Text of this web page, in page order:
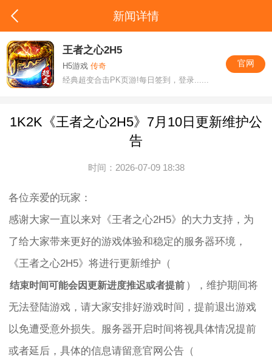
新闻详情
王者之心2H5
H5游戏传奇
经典超变合击PK页游!每日签到，登录......
官网
1K2K《王者之心2H5》7月10日更新维护公
告
时间：2026-07-09 18:38
各位亲爱的玩家：
感谢大家一直以来对《王者之心2H5》的大力支持，为
了给大家带来更好的游戏体验和稳定的服务器环境，
《王者之心2H5》将进行更新维护（
结束时间可能会因更新进度推迟或者提前 ），维护期间将
无法登陆游戏，请大家安排好游戏时间，提前退出游戏
以免遭受意外损失。服务器开启时间将视具体情况提前
或者延后，具体的信息请留意官网公告（